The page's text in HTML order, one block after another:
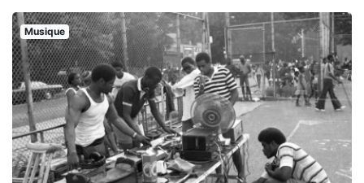
Musique